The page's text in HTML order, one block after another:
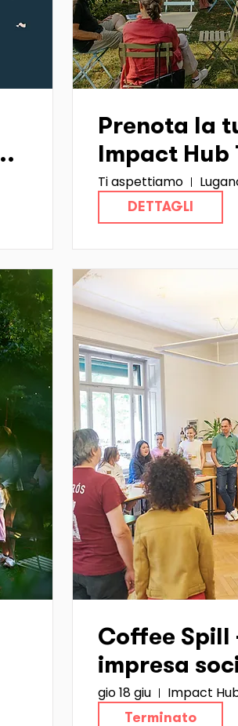
Prenota la
Impact Hub
Ti aspettiamo
DETTAGLI
Coffee Spill
impresa
gio 18 giu Impact
Terminato